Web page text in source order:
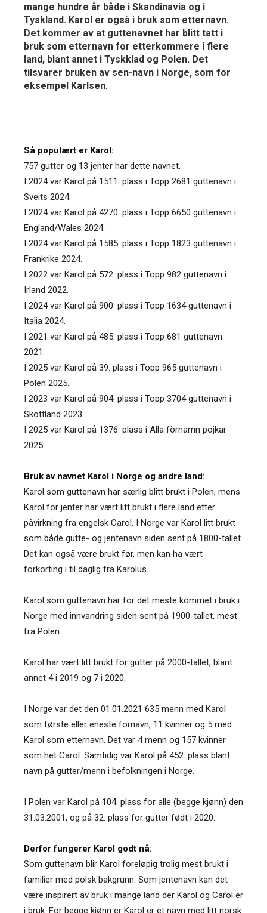
mange hundre år både i Skandinavia og i
Tyskland. Karol er også i bruk som etternavn.
Det kommer av at guttenavnet har blitt tatt i
bruk som etternavn for etterkommere i flere
land, blant annet i Tyskklad og Polen. Det
tilsvarer bruken av sen-navn i Norge, som for
eksempel Karlsen.
Så populært er Karol:
757 gutter og 13 jenter har dette navnet.
I 2024 var Karol på 1511. plass i Topp 2681 guttenavn i
Sveits 2024.
I 2024 var Karol på 4270. plass i Topp 6650 guttenavn i
England/Wales 2024.
I 2024 var Karol på 1585. plass i Topp 1823 guttenavn i
Frankrike 2024.
I 2022 var Karol på 572. plass i Topp 982 guttenavn i
Irland 2022.
I 2024 var Karol på 900. plass i Topp 1634 guttenavn i
Italia 2024.
I 2021 var Karol på 485. plass i Topp 681 guttenavn
2021.
I 2025 var Karol på 39. plass i Topp 965 guttenavn i
Polen 2025.
I 2023 var Karol på 904. plass i Topp 3704 guttenavn i
Skottland 2023.
I 2025 var Karol på 1376. plass i Alla förnamn pojkar
2025.
Bruk av navnet Karol i Norge og andre land:
Karol som guttenavn har særlig blitt brukt i Polen, mens
Karol for jenter har vært litt brukt i flere land etter
påvirkning fra engelsk Carol. I Norge var Karol litt brukt
som både gutte- og jentenavn siden sent på 1800-tallet.
Det kan også være brukt før, men kan ha vært
forkorting i til daglig fra Karolus.
Karol som guttenavn har for det meste kommet i bruk i
Norge med innvandring siden sent på 1900-tallet, mest
fra Polen.
Karol har vært litt brukt for gutter på 2000-tallet, blant
annet 4 i 2019 og 7 i 2020.
I Norge var det den 01.01.2021 635 menn med Karol
som første eller eneste fornavn, 11 kvinner og 5 med
Karol som etternavn. Det var 4 menn og 157 kvinner
som het Carol. Samtidig var Karol på 452. plass blant
navn på gutter/menn i befolkningen i Norge.
I Polen var Karol på 104. plass for alle (begge kjønn) den
31.03.2001, og på 32. plass for gutter født i 2020.
Derfor fungerer Karol godt nå:
Som guttenavn blir Karol foreløpig trolig mest brukt i
familier med polsk bakgrunn. Som jentenavn kan det
være inspirert av bruk i mange land der Karol og Carol er
i bruk. For begge kjønn er Karol er et navn med litt norsk